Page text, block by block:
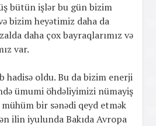
bütün işlər bu gün bizim
bizim heyətimiz daha da
daha çox bayraqlarımız və
var.
hadisə oldu. Bu da bizim enerji
ümumi öhdəliyimizi nümayiş
bir sənədi qeyd etmək
ilin iyulunda Bakıda Avropa